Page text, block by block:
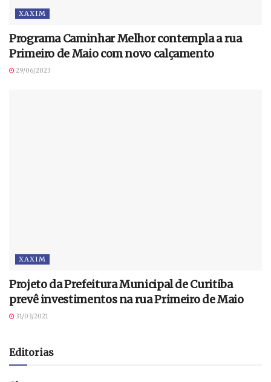
XAXIM
Programa Caminhar Melhor contempla a rua
Primeiro de Maio com novo calçamento
29/06/2023
XAXIM
Projeto da Prefeitura Municipal de Curitiba
prevê investimentos na rua Primeiro de Maio
31/03/2021
Editorias